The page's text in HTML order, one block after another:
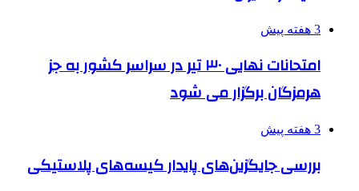
3 هفته پیش
امتحانات نهایی ۳۰ تیر در سراسر کشور به جز
هرمزگان برگزار می شود
3 هفته پیش
بررسی جایگزین‌های پایدار کیسه‌های پلاستیکی